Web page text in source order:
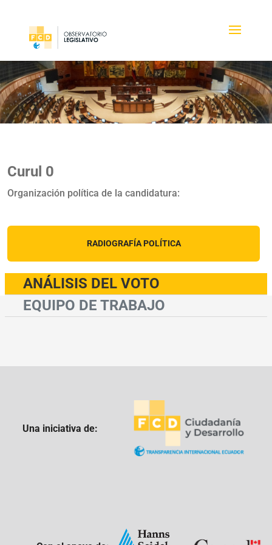
Curul 0
Organización política de la candidatura:
RADIOGRAFÍA POLÍTICA
ANÁLISIS DEL VOTO
EQUIPO DE TRABAJO
Una iniciativa de: